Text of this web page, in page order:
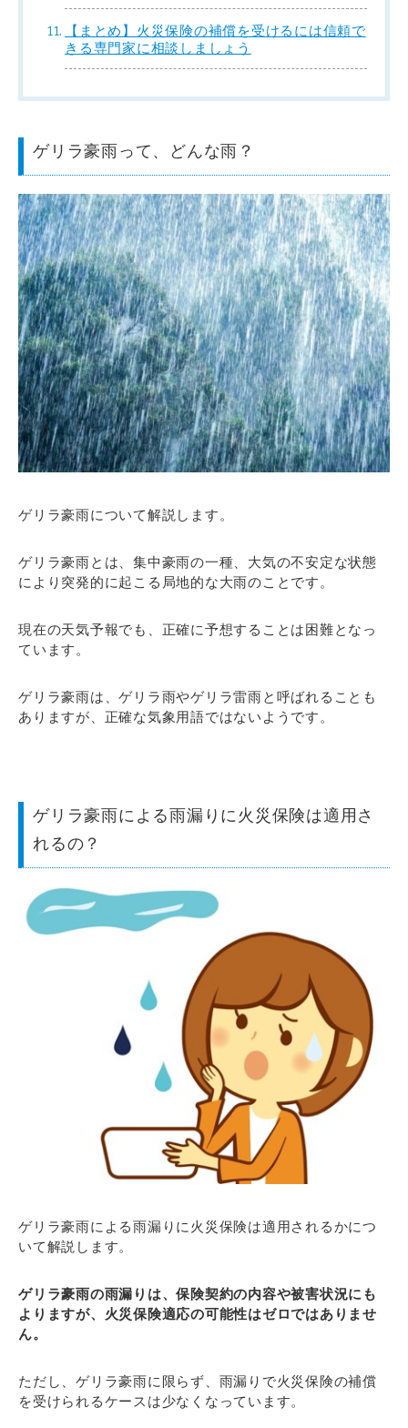
【まとめ】火災保険の補償を受けるには信頼で
きる専門家に相談しましょう
ゲリラ豪雨って、どんな雨？
ゲリラ豪雨について解説します。
ゲリラ豪雨とは 、集中豪雨の一種、 大気の不安定な状態
により突発的に起こる局地的な大雨のことです。
現在の天気予報でも、正確に予想することは困難となっ
ています。
ゲリラ豪雨は、ゲリラ雨やゲリラ雷雨と呼ばれることも
ありますが、正確な気象用語ではないようです。
ゲリラ豪雨による雨漏りに火災保険は適用さ
れるの？
ゲリラ豪雨による雨漏りに火災保険は適用されるかにつ
いて解説します。
ゲリラ豪雨の雨漏りは、保険契約の内容や被害状況にも
よりますが、火災保険適応の可能性はゼロではありませ
ん。
ただし、ゲリラ豪雨に限らず、雨漏りで火災保険の補償
を受けられるケースは少なくなっています。